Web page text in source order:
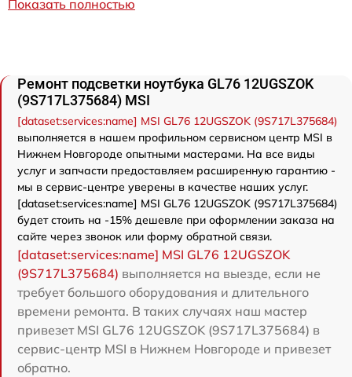
Показать полностью
Ремонт подсветки ноутбука GL76 12UGSZOK
(9S717L375684) MSI
[dataset:services:name] MSI GL76 12UGSZOK (9S717L375684)
выполняется в нашем профильном сервисном центр MSI в
Нижнем Новгороде опытными мастерами. На все виды
услуг и запчасти предоставляем расширенную гарантию -
мы в сервис-центре уверены в качестве наших услуг.
[dataset:services:name] MSI GL76 12UGSZOK (9S717L375684)
будет стоить на -15% дешевле при оформлении заказа на
сайте через звонок или форму обратной связи.
[dataset:services:name] MSI GL76 12UGSZOK
(9S717L375684) выполняется на выезде, если не
требует большого оборудования и длительного
времени ремонта. В таких случаях наш мастер
привезет MSI GL76 12UGSZOK (9S717L375684) в
сервис-центр MSI в Нижнем Новгороде и привезет
обратно.